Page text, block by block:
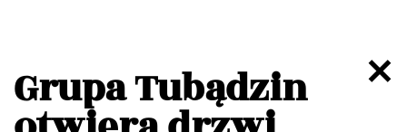
Grupa Tubądzin